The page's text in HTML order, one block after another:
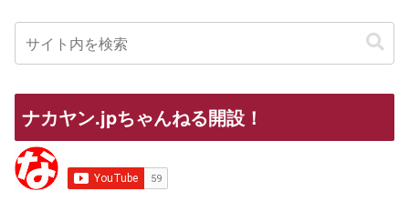
ナカヤン.jpちゃんねる開設！